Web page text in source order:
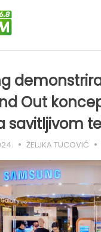
Out
savitljivom
ŽELJKA TUCOVIĆ